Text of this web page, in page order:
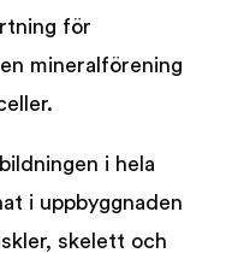
för
mineralförening
i hela
i uppbyggnaden
skelett och